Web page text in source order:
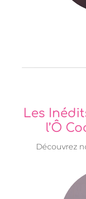
Les
l’Ô
Découvrez